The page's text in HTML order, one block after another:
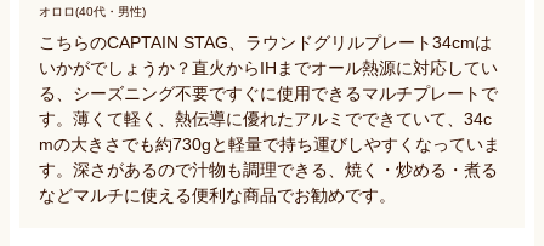
オロロ(40代・男性)
こちらのCAPTAIN STAG、ラウンドグリルプレート34cmは
いかがでしょうか？直火からIHまでオール熱源に対応してい
る、シーズニング不要ですぐに使用できるマルチプレートで
す。薄くて軽く、熱伝導に優れたアルミでできていて、34c
mの大きさでも約730gと軽量で持ち運びしやすくなっていま
す。深さがあるので汁物も調理できる、焼く・炒める・煮る
などマルチに使える便利な商品でお勧めです。